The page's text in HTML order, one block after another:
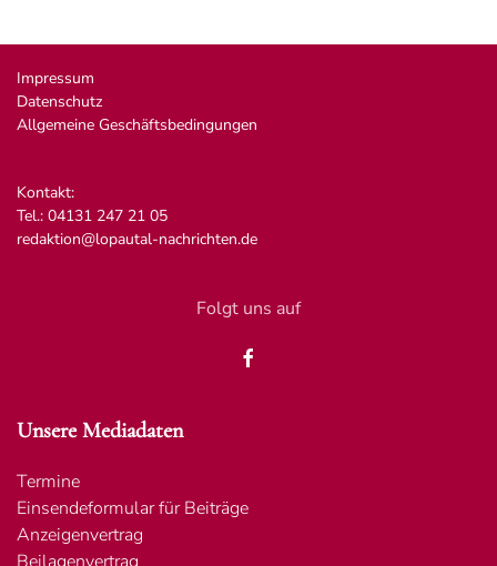
Impressum
Datenschutz
Allgemeine Geschäftsbedingungen
Kontakt:
Tel.: 04131 247 21 05
redaktion@lopautal-nachrichten.de
Folgt uns auf
Unsere Mediadaten
Termine
Einsendeformular für Beiträge
Anzeigenvertrag
Beilagenvertrag